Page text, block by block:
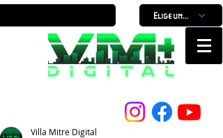
Elige un horario
Villa Mitre Digital